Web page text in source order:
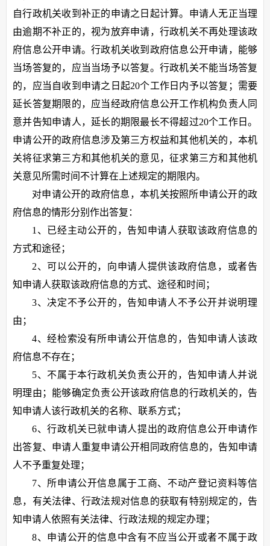
自行政机关收到补正的申请之日起计算。申请人无正当理
由逾期不补正的，视为放弃申请，行政机关不再处理该政
府信息公开申请。行政机关收到政府信息公开申请，能够
当场答复的，应当当场予以答复。行政机关不能当场答复
的，应当自收到申请之日起20个工作日内予以答复；需要
延长答复期限的，应当经政府信息公开工作机构负责人同
意并告知申请人，延长的期限最长不得超过20个工作日。
申请公开的政府信息涉及第三方权益和其他机关的，本机
关将征求第三方和其他机关的意见，征求第三方和其他机
关意见所需时间不计算在上述规定的期限内。
对申请公开的政府信息，本机关按照所申请公开的政
府信息的情形分别作出答复：
1、已经主动公开的，告知申请人获取该政府信息的
方式和途径；
2、可以公开的，向申请人提供该政府信息，或者告
知申请人获取该政府信息的方式、途径和时间；
3、决定不予公开的，告知申请人不予公开并说明理
由；
4、经检索没有所申请公开信息的，告知申请人该政
府信息不存在；
5、不属于本行政机关负责公开的，告知申请人并说
明理由；能够确定负责公开该政府信息的行政机关的，告
知申请人该行政机关的名称、联系方式；
6、行政机关已就申请人提出的政府信息公开申请作
出答复、申请人重复申请公开相同政府信息的，告知申请
人不予重复处理；
7、所申请公开信息属于工商、不动产登记资料等信
息，有关法律、行政法规对信息的获取有特别规定的，告
知申请人依照有关法律、行政法规的规定办理；
8、申请公开的信息中含有不应当公开或者不属于政